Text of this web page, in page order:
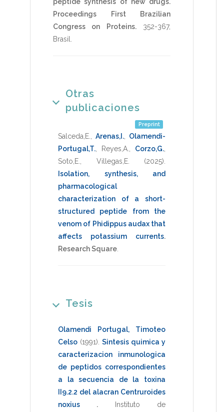
Proceedings First Brazilian
Congress on Proteins.
352-367,
Brasil
Otras
publicaciones
Preprint
Salceda,E. Arenas,I.
Olamendi-
Portugal,T.
Reyes,A. Corzo,G.
Soto,E.
Villegas,E. (2025)
Isolation, synthesis, and
pharmacological
characterization of a short-
structured peptide from the
venom of Phidippus audax that
affects potassium currents.
Research Square
Tesis
Olamendi Portugal, Timoteo
Celso (1991) Sintesis quimica y
caracterizacion inmunologica
de peptidos correspondientes
a la secuencia de la toxina
II9.2.2 del alacran Centruroides
noxius . Instituto de